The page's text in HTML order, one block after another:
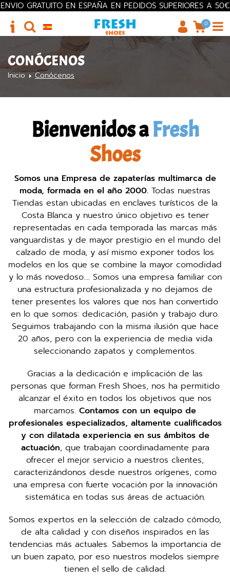
ENVIO GRATUITO EN ESPAÑA EN PEDIDOS SUPERIORES A 50€
0
CONÓCENOS
Inicio Conócenos
Bienvenidos aFresh
Shoes
Somos una Empresa de zapaterías multimarca de
moda, formada en el año 2000. Todas nuestras
Tiendas estan ubicadas en enclaves turísticos de la
Costa Blanca y nuestro único objetivo es tener
representadas en cada temporada las marcas más
vanguardistas y de mayor prestigio en el mundo del
calzado de moda, y así mismo exponer todos los
modelos en los que se combine la mayor comodidad
y lo más novedoso.... Somos una empresa familiar con
una estructura profesionalizada y no dejamos de
tener presentes los valores que nos han convertido
en lo que somos: dedicación, pasión y trabajo duro.
Seguimos trabajando con la misma ilusión que hace
20 años, pero con la experiencia de media vida
seleccionando zapatos y complementos.
Gracias a la dedicación e implicación de las
personas que forman Fresh Shoes, nos ha permitido
alcanzar el éxito en todos los objetivos que nos
marcamos. Contamos con un equipo de
profesionales especializados, altamente cualificados
y con dilatada experiencia en sus ámbitos de
actuación, que trabajan coordinadamente para
ofrecer el mejor servicio a nuestros clientes,
caracterizándonos desde nuestros orígenes, como
una empresa con fuerte vocación por la innovación
sistemática en todas sus áreas de actuación.
Somos expertos en la selección de calzado cómodo,
de alta calidad y con diseños inspirados en las
tendencias más actuales. Sabemos la importancia de
un buen zapato, por eso nuestros modelos siempre
tienen el sello de calidad.